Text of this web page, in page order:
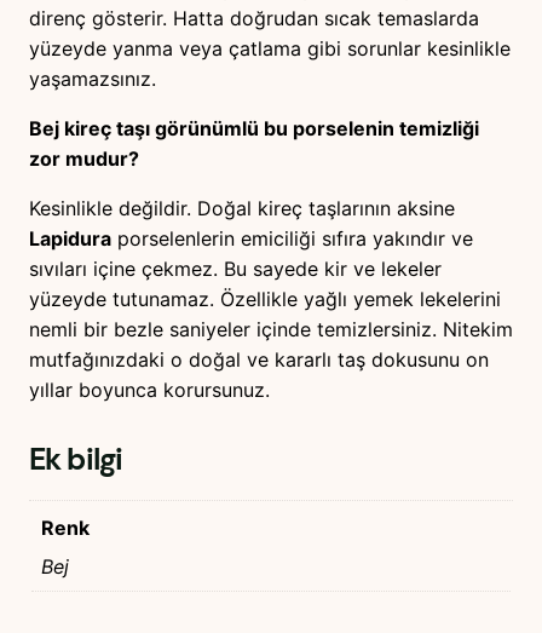
direnç gösterir. Hatta doğrudan sıcak temaslarda
yüzeyde yanma veya çatlama gibi sorunlar kesinlikle
yaşamazsınız.
Bej kireç taşı görünümlü bu porselenin temizliği
zor mudur?
Kesinlikle değildir. Doğal kireç taşlarının aksine
Lapidura porselenlerin emiciliği sıfıra yakındır ve
sıvıları içine çekmez. Bu sayede kir ve lekeler
yüzeyde tutunamaz. Özellikle yağlı yemek lekelerini
nemli bir bezle saniyeler içinde temizlersiniz. Nitekim
mutfağınızdaki o doğal ve kararlı taş dokusunu on
yıllar boyunca korursunuz.
Ek bilgi
Renk
Bej